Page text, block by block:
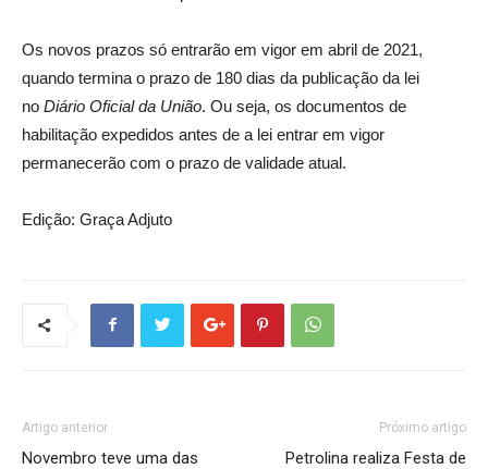
Os novos prazos só entrarão em vigor em abril de 2021,
quando termina o prazo de 180 dias da publicação da lei
no Diário Oficial da União. Ou seja, os documentos de
habilitação expedidos antes de a lei entrar em vigor
permanecerão com o prazo de validade atual.
Edição: Graça Adjuto
Artigo anterior
Novembro teve uma das
Próximo artigo
Petrolina realiza Festa de